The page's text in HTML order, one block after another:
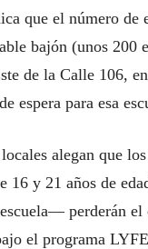
que el número de
bajón (unos 200
de la Calle 106,
espera para esa
alegan que
16 y 21 años de
perderán
el programa